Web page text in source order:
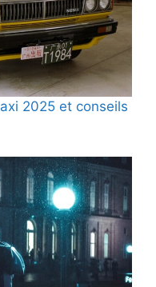
2025 et conseils